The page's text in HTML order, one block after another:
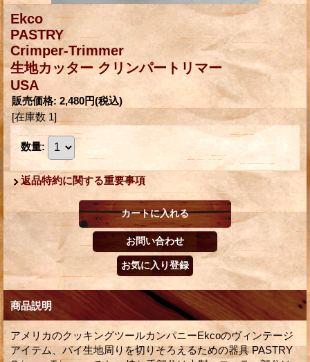
Ekco
PASTRY
Crimper-Trimmer
生地カッター クリンパートリマー
USA
販売価格: 2,480円(税込)
[在庫数 1]
数量:
返品特約に関する重要事項
商品説明
アメリカのクッキングツールカンパニーEkcoのヴィンテージ
アイテム、パイ生地周りを切りそろえるための器具 PASTRY